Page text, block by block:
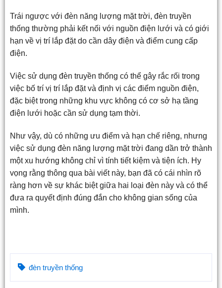
Trái ngược với đèn năng lượng mặt trời, đèn truyền
thống thường phải kết nối với nguồn điện lưới và có giới
hạn về vị trí lắp đặt do cần dây điện và điểm cung cấp
điện.
Việc sử dụng đèn truyền thống có thể gây rắc rối trong
việc bố trí vị trí lắp đặt và định vị các điểm nguồn điện,
đặc biệt trong những khu vực không có cơ sở hạ tầng
điện lưới hoặc cần sử dụng tạm thời.
Như vậy, dù có những ưu điểm và hạn chế riêng, nhưng
việc sử dụng đèn năng lượng mặt trời đang dần trở thành
một xu hướng không chỉ vì tính tiết kiệm và tiện ích. Hy
vọng rằng thông qua bài viết này, bạn đã có cái nhìn rõ
ràng hơn về sự khác biệt giữa hai loại đèn này và có thể
đưa ra quyết định đúng đắn cho không gian sống của
mình.
đèn truyền thống